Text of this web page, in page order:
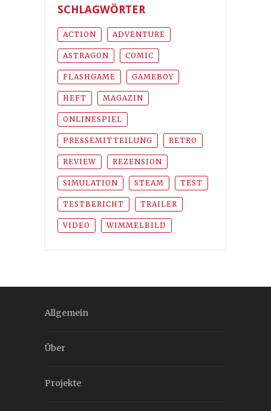
SCHLAGWÖRTER
ACTION ADVENTURE
ASTRAGON COMIC
FLASHGAME GAMEBOY
HEFT MAGAZIN
ONLINESPIEL
PRESSEMITTEILUNG RETRO
REVIEW REZENSION
SIMULATION STEAM TEST
TESTBERICHT TRAILER
VIDEO WIMMELBILD
Allgemein
Über
Projekte